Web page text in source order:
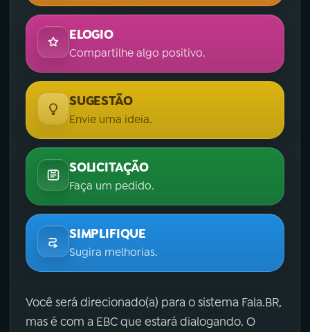
ELOGIO
Compartilhe algo positivo.
SUGESTÃO
Envie uma ideia.
SOLICITAÇÃO
Faça um pedido.
SIMPLIFIQUE
Sugira melhorias.
Você será direcionado(a) para o sistema Fala.BR,
mas é com a EBC que estará dialogando. O